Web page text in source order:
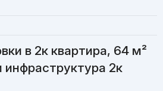
в 2к квартира, 64 м²
2к